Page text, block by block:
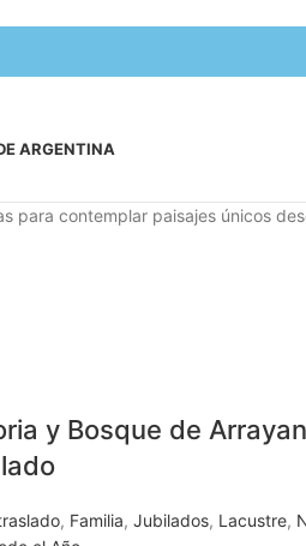
ARGENTINA
para contemplar paisajes únicos
y Bosque de
, Familia, Jubilados, Lacustre,